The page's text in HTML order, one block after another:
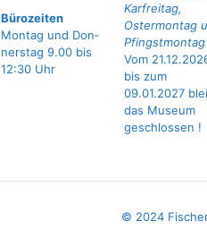
Büro­zei­ten
Mon­tag und Don­
ners­tag 9.00 bis
12:30 Uhr
Karfreitag,
Ostermontag
Vom
bis zum
09.01.2027
das Museum
geschlossen !
© 2024